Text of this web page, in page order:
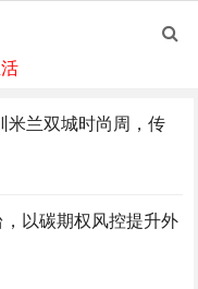
米兰双城时尚周，传
以碳期权风控提升外